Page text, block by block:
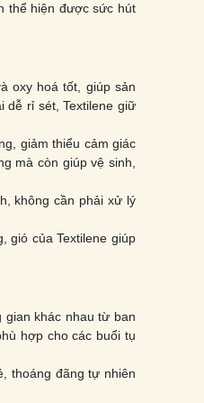
thể hiện được sức hút
oxy hoá tốt, giúp sản
dễ rỉ sét, Textilene giữ
giảm thiểu cảm giác
mà còn giúp vệ sinh,
không cần phải xử lý
gió của Textilene giúp
gian khác nhau từ ban
hợp cho các buổi tụ
thoáng đãng tự nhiên